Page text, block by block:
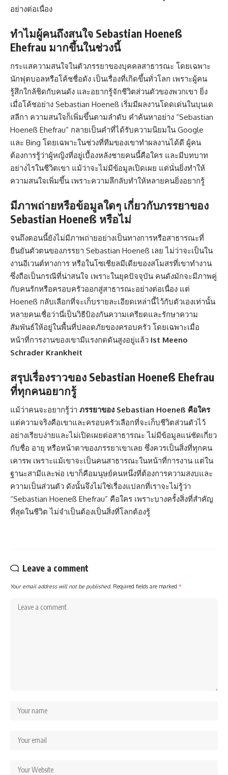
อย่างต่อเนื่อง
ทำไมผู้คนถึงสนใจ Sebastian Hoeneß
Ehefrau มากขึ้นในช่วงนี้
กระแสความสนใจในตัวภรรยาของบุคคลสาธารณะ โดยเฉพาะ
นักฟุตบอลหรือโค้ชชื่อดัง เป็นเรื่องที่เกิดขึ้นทั่วโลก เพราะผู้คน
รู้สึกใกล้ชิดกับคนดัง และอยากรู้จักชีวิตส่วนตัวของพวกเขา ยิ่ง
เมื่อโค้ชอย่าง Sebastian Hoeneß เริ่มมีผลงานโดดเด่นในบุนเด
สลีกา ความสนใจก็เพิ่มขึ้นตามลำดับ คำค้นหาอย่าง “Sebastian
Hoeneß Ehefrau” กลายเป็นคำที่ได้รับความนิยมใน Google
และ Bing โดยเฉพาะในช่วงที่ทีมของเขาทำผลงานได้ดี ผู้คน
ต้องการรู้ว่าผู้หญิงที่อยู่เบื้องหลังชายคนนี้คือใคร และมีบทบาท
อย่างไรในชีวิตเขา แม้ว่าจะไม่มีข้อมูลเปิดเผย แต่นั่นยิ่งทำให้
ความสนใจเพิ่มขึ้น เพราะความลึกลับทำให้หลายคนยิ่งอยากรู้
มีภาพถ่ายหรือข้อมูลใดๆ เกี่ยวกับภรรยาของ
Sebastian Hoeneß หรือไม่
จนถึงตอนนี้ยังไม่มีภาพถ่ายอย่างเป็นทางการหรือสาธารณะที่
ยืนยันตัวตนของภรรยา Sebastian Hoeneß เลย ไม่ว่าจะเป็นใน
งานอีเวนต์ทางการ หรือในโซเชียลมีเดียของสโมสรที่เขาทำงาน
ซึ่งถือเป็นกรณีที่น่าสนใจ เพราะในยุคปัจจุบัน คนดังมักจะมีภาพคู่
กับคนรักหรือครอบครัวออกสู่สาธารณะอย่างต่อเนื่อง แต่
Hoeneß กลับเลือกที่จะเก็บรายละเอียดเหล่านี้ไว้กับตัวเองเท่านั้น
หลายคนเชื่อว่านี่เป็นวิธีป้องกันความเครียดและรักษาความ
สัมพันธ์ให้อยู่ในพื้นที่ปลอดภัยของครอบครัว โดยเฉพาะเมื่อ
หน้าที่การงานของเขามีแรงกดดันสูงอยู่แล้ว Ist Meeno
Schrader Krankheit
สรุปเรื่องราวของ Sebastian Hoeneß Ehefrau
ที่ทุกคนอยากรู้
แม้ว่าคนจะอยากรู้ว่า ภรรยาของ Sebastian Hoeneß คือใคร
แต่ความจริงคือเขาและครอบครัวเลือกที่จะเก็บชีวิตส่วนตัวไว้
อย่างเรียบง่ายและไม่เปิดเผยต่อสาธารณะ ไม่มีข้อมูลแน่ชัดเกี่ยว
กับชื่อ อายุ หรือหน้าตาของภรรยาเขาเลย ซึ่งควรเป็นสิ่งที่ทุกคน
เคารพ เพราะแม้เขาจะเป็นคนสาธารณะในหน้าที่การงาน แต่ใน
ฐานะสามีและพ่อ เขาก็คือมนุษย์คนหนึ่งที่ต้องการความสงบและ
ความเป็นส่วนตัว ดังนั้นจึงไม่ใช่เรื่องแปลกที่เราจะไม่รู้ว่า
“Sebastian Hoeneß Ehefrau” คือใคร เพราะบางครั้งสิ่งที่สำคัญ
ที่สุดในชีวิต ไม่จำเป็นต้องเป็นสิ่งที่โลกต้องรู้
Leave a comment
Your email address will not be published. Required fields are marked *